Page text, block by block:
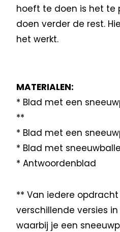
hoeft te doen is het te
doen verder de rest.
het werkt.
MATERIALEN:
* Blad met een
**
* Blad met een
* Blad met
* Antwoordenblad
** Van iedere
verschillende versies
waarbij je een